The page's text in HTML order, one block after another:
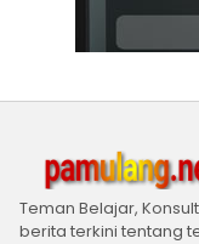
Teman Belajar,
berita terkini tentang